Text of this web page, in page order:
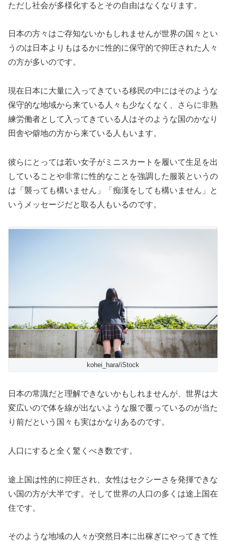
ただし社会が多様化するとその自由はなくなります。
日本の方々はご存知ないかもしれませんが世界の国々とい
うのは日本よりもはるかに性的に保守的で抑圧された人々
の方が多いのです。
現在日本に大量に入ってきている移民の中にはそのような
保守的な地域から来ている人々も少なくなく、さらに非熟
練労働者として入ってきている人はそのような国のかなり
田舎や僻地の方から来ている人もいます。
彼らにとっては若い女子がミニスカートを履いて生足を出
していることや非常に性的なことを強調した服装というの
は「襲っても構いません」「痴漢をしても構いません」と
いうメッセージだと取る人もいるのです。
kohei_hara/iStock
日本の常識だと理解できないかもしれませんが、世界は大
変広いので体を線が出ないような服で覆っているのが当た
り前だという国々も実はかなりあるのです。
人口にすると全く驚くべき数です。
途上国は性的に抑圧され、女性はセクシーさを発揮できな
い国の方が大半です。そして世界の人口の多くは途上国在
住です。
そのような地域の人々が突然日本に出稼ぎにやってきて性